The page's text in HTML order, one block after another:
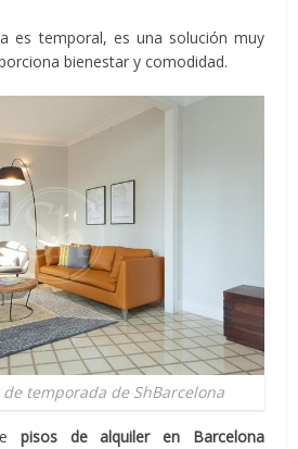
es temporal, es una solución muy
bienestar y comodidad.
temporada de ShBarcelona
pisos de alquiler en Barcelona